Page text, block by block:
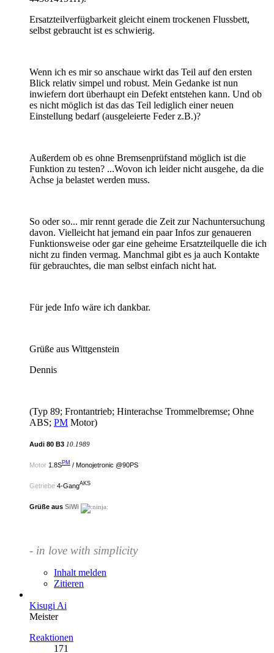
Ersatzteilverfügbarkeit gleicht einem trockenen Flussbett,
selbst gebraucht ist es schwierig.
Wenn ich es mir so anschaue wirkt das Teil auf den ersten
Blick relativ simpel und robust. Mein Gedanke ist nun
inwiefern dort überhaupt ein Defekt entstehen kann. Und ob
es nicht möglich ist das das Teil lediglich einer neuen
Einstellung bedarf (ausgeleierte Feder z.B.)?
Außerdem ob es ohne Bremsenprüfstand möglich ist die
Funktion zu testen? ...Wovon ich leider nicht ausgehe, da die
Achse ja belastet werden muss.
So oder so... mir rennt gerade die Zeit zur Nachuntersuchung
davon. Vielleicht hat jemand ein paar Infos zur genaueren
Funktionsweise oder gar eine geheime Ersatzteilquelle die ich
nicht zu finden vermag. Manchmal gibt es ja auch Kontakte
für gebrauchtes, die man selbst einfach nicht hat.
Für jede Info wäre ich dankbar.
Grüße aus Wittgenstein
Dennis
(Typ 89; Frontantrieb; Hinterachse Trommelbremse; Ohne
ABS; PM Motor)
Audi 80 B3 10.1989
Motor 1.8SPM / Monojetronic @90PS
Getriebe 4-GangAKS
Grüße aus SiWi
- in love with simplicity
Inhalt melden
Zitieren
Kisugi Ai
Meister
Reaktionen
171